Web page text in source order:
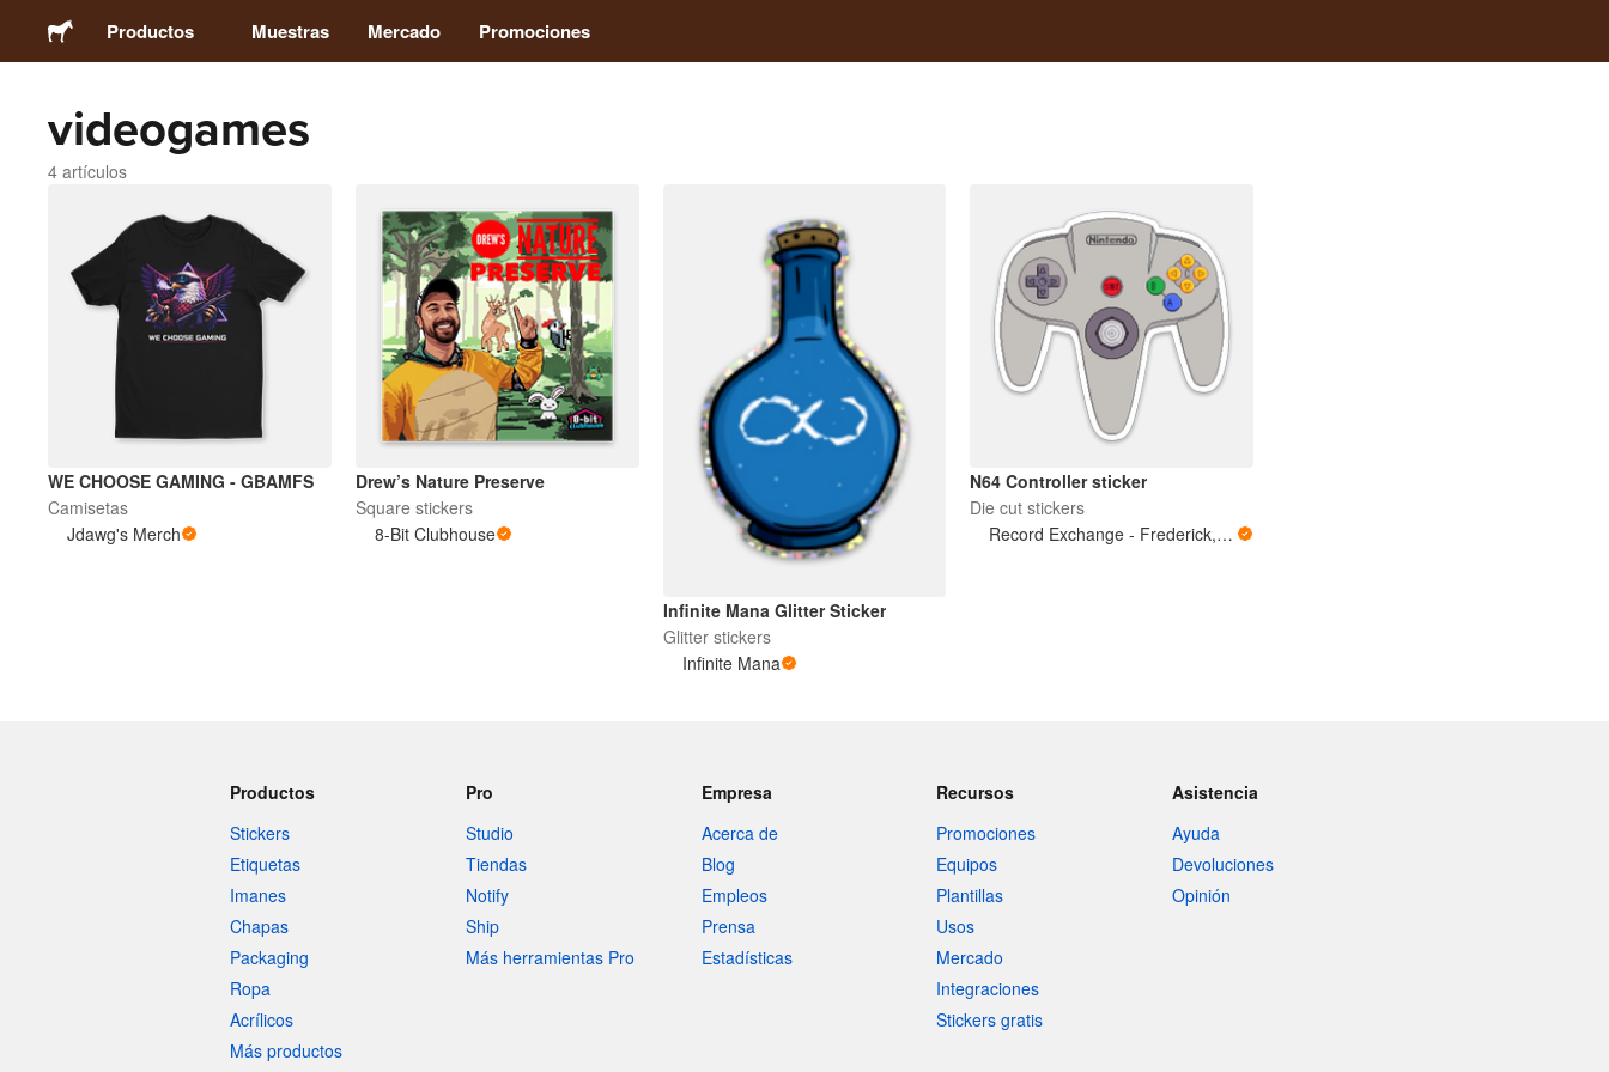
Productos
Stickers
Imanes
Chapas
Acrílicos
Muestras Mercado Promociones
videogames
4 artículos
WE CHOOSE GAMING - GBAMFS
Camisetas
Jdawg's Merch
Drew’s Nature Preserve
Square stickers
8-Bit Clubhouse
Infinite Mana Glitter Sticker
Glitter stickers
Infinite Mana
N64 Controller sticker
Die cut stickers
Record Exchange - Frederick, MD
Productos
Stickers
Etiquetas
Imanes
Chapas
Packaging
Ropa
Acrílicos
Más productos
Pro
Studio
Tiendas
Notify
Ship
Más herramientas Pro
Empresa
Acerca de
Blog
Empleos
Prensa
Estadísticas
Recursos
Promociones
Equipos
Plantillas
Usos
Mercado
Integraciones
Stickers gratis
Asistencia
Ayuda
Devoluciones
Opinión